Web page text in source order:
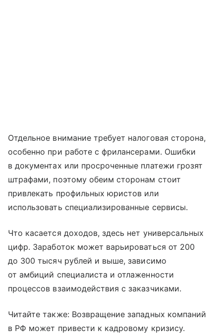
Отдельное внимание требует налоговая сторона,
особенно при работе с фрилансерами. Ошибки
в документах или просроченные платежи грозят
штрафами, поэтому обеим сторонам стоит
привлекать профильных юристов или
использовать специализированные сервисы.
Что касается доходов, здесь нет универсальных
цифр. Заработок может варьироваться от 200
до 300 тысяч рублей и выше, зависимо
от амбиций специалиста и отлаженности
процессов взаимодействия с заказчиками.
Читайте также: Возвращение западных компаний
в РФ может привести к кадровому кризису.